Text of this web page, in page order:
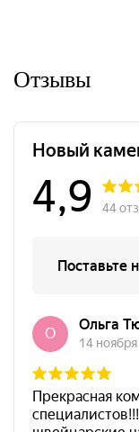
Отзывы